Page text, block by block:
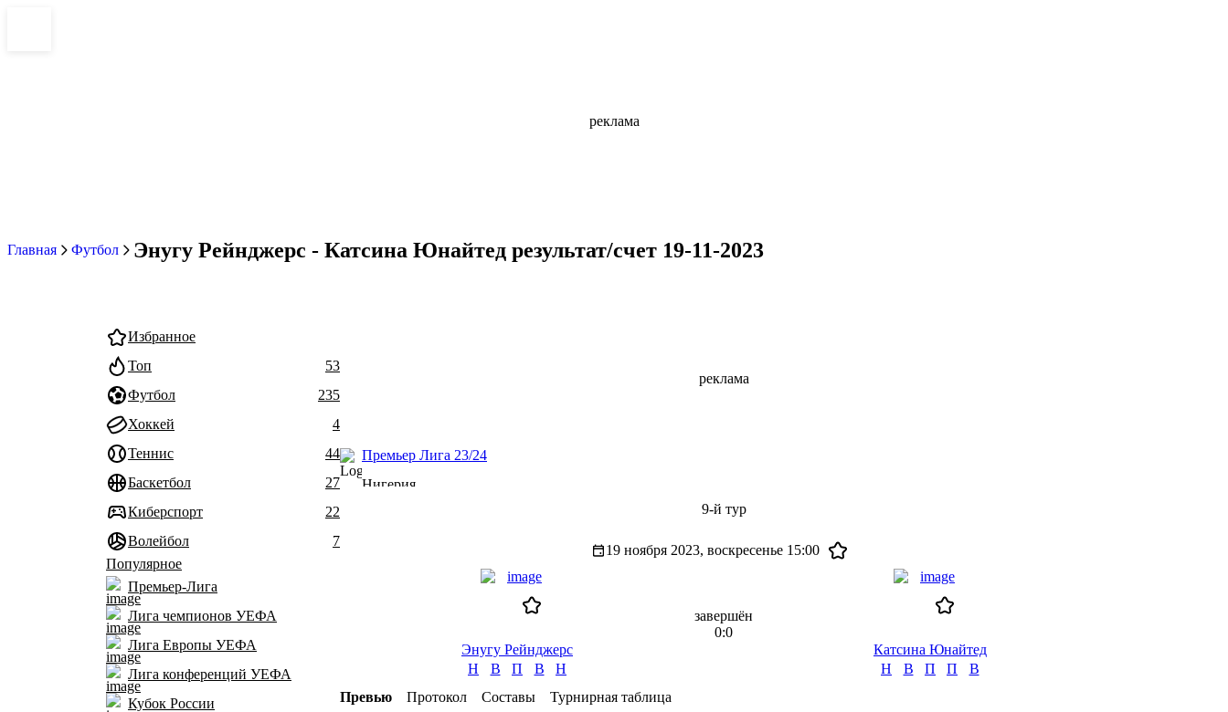
реклама
Главная Футбол Энугу Рейнджерс - Катсина Юнайтед результат/счет 19-11-2023
Избранное
Топ
53
Футбол
235
Хоккей
4
Теннис
44
Баскетбол
27
Киберспорт
22
Волейбол
7
Популярное
Премьер-Лига
Лига чемпионов УЕФА
Лига Европы УЕФА
Лига конференций УЕФА
Кубок России
реклама
Премьер Лига 23/24
Нигерия
9-й тур
19 ноября 2023, воскресенье 15:00
Энугу Рейнджерс
Н
В П В Н
завершён
0:0
Катсина Юнайтед
Н
В П П
В
Превью
Протокол Составы Турнирная таблица